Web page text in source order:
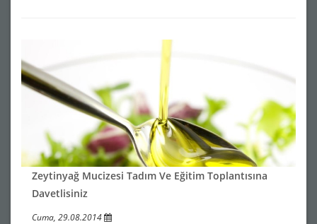
Zeytinyağ Mucizesi Tadım Ve Eğitim Toplantısına
Davetlisiniz
Cuma, 29.08.2014